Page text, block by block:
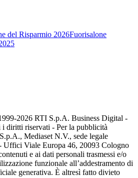
del Risparmio 2026Fuorisalone
2026 RTI S.p.A. Business Digital -
diritti riservati - Per la pubblicità
Mediaset N.V., sede legale
Uffici Viale Europa 46, 20093 Cologno
e ai dati personali trasmessi e/o
funzionale all’addestramento di
generativa. È altresì fatto divieto